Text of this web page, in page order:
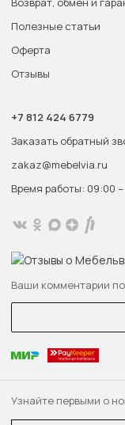
Узнайте первыми о
Полезные статьи
Оферта
Отзывы
+7 812 424 6779
Заказать обратный
zakaz@mebelvia.ru
Время работы: 09:00 –
Ваши комментарии